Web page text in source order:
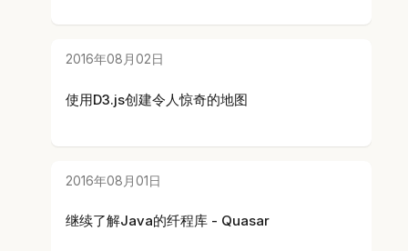
2016年08月02日
使用D3.js创建令人惊奇的地图
2016年08月01日
继续了解Java的纤程库 - Quasar